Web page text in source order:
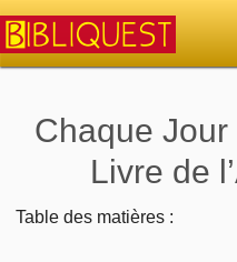
Retour à l'accueil
Chaque
Livre de
Table des matières :